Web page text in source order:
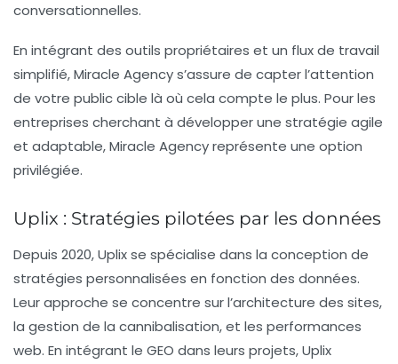
conversationnelles.
En intégrant des outils propriétaires et un flux de travail
simplifié, Miracle Agency s’assure de capter l’attention
de votre public cible là où cela compte le plus. Pour les
entreprises cherchant à développer une stratégie agile
et adaptable, Miracle Agency représente une option
privilégiée.
Uplix : Stratégies pilotées par les données
Depuis 2020,Uplixse spécialise dans la conception de
stratégies personnalisées en fonction des données.
Leur approche se concentre sur l’architecture des sites,
la gestion de la cannibalisation, et les performances
web. En intégrant le GEO dans leurs projets, Uplix